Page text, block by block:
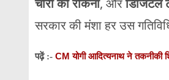
चोरी को रोकना, और
सरकार की मंशा हर उस
पढ़ें :- CM योगी आदित्यनाथ ने तकनीकी